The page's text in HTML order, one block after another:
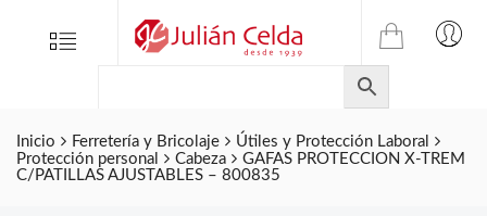
Menu
TIENDA
ONLINE
DE
JULIAN
CELDA
Inicio Ferretería y Bricolaje
Útiles y Protección Laboral
Protección personal
Cabeza
GAFAS PROTECCION X-TREM
C/PATILLAS AJUSTABLES – 800835
Folletos
Contacto